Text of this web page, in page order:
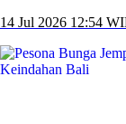
14 Jul 2026 12:54